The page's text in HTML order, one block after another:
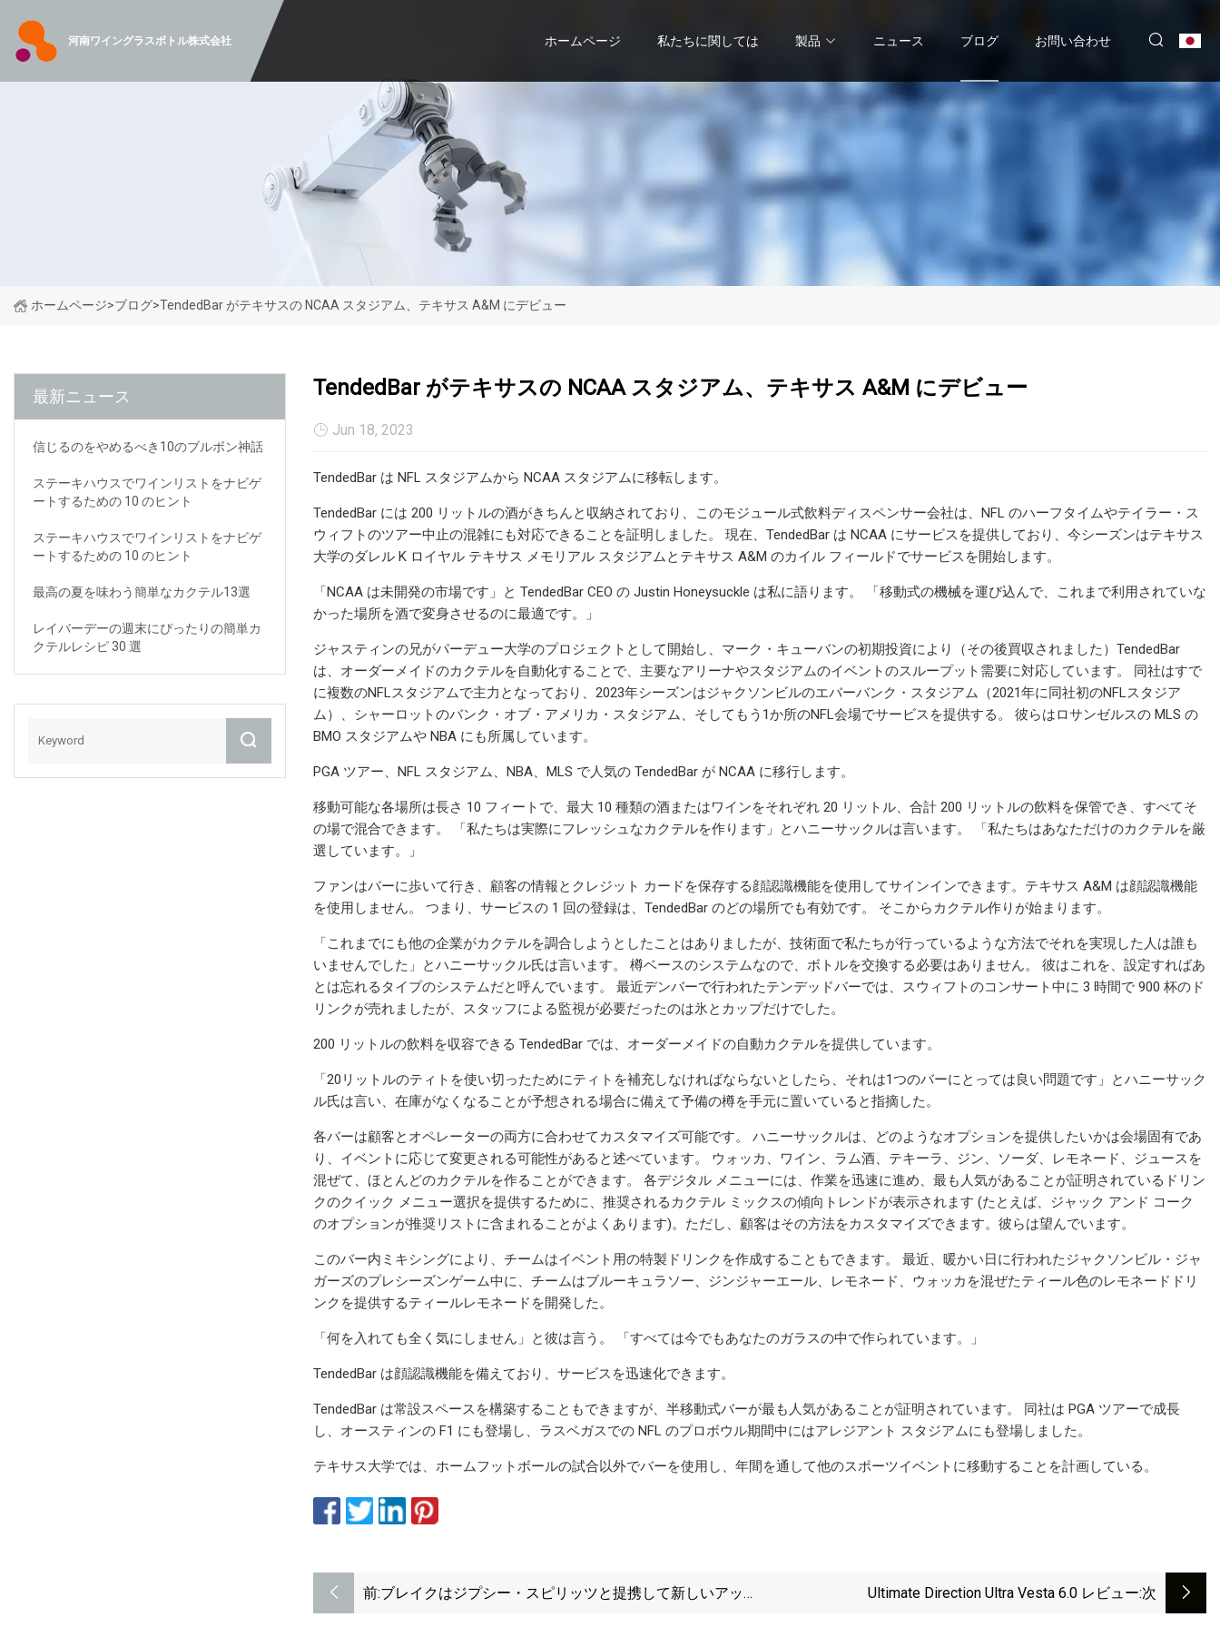
河南ワイングラスボトル株式会社 ホームページ 私たちに関しては 製品 ニュース ブログ お問い合わせ
ホームページ>ブログ>TendedBar がテキサスの NCAA スタジアム、テキサス A&M にデビュー
最新ニュース
信じるのをやめるべき10のブルボン神話
ステーキハウスでワインリストをナビゲ
ートするための 10 のヒント
ステーキハウスでワインリストをナビゲ
ートするための 10 のヒント
最高の夏を味わう簡単なカクテル13選
レイバーデーの週末にぴったりの簡単カ
クテルレシピ 30 選
TendedBar がテキサスの NCAA スタジアム、テキサス A&M にデビュー
Jun 18, 2023
TendedBar は NFL スタジアムから NCAA スタジアムに移転します。
TendedBar には 200 リットルの酒がきちんと収納されており、このモジュール式飲料ディスペンサー会社は、NFL のハーフタイムやテイラー・ス
ウィフトのツアー中止の混雑にも対応できることを証明しました。 現在、TendedBar は NCAA にサービスを提供しており、今シーズンはテキサス
大学のダレル K ロイヤル テキサス メモリアル スタジアムとテキサス A&M のカイル フィールドでサービスを開始します。
「NCAA は未開発の市場です」と TendedBar CEO の Justin Honeysuckle は私に語ります。 「移動式の機械を運び込んで、これまで利用されていな
かった場所を酒で変身させるのに最適です。」
ジャスティンの兄がパーデュー大学のプロジェクトとして開始し、マーク・キューバンの初期投資により（その後買収されました）TendedBar
は、オーダーメイドのカクテルを自動化することで、主要なアリーナやスタジアムのイベントのスループット需要に対応しています。 同社はすで
に複数のNFLスタジアムで主力となっており、2023年シーズンはジャクソンビルのエバーバンク・スタジアム（2021年に同社初のNFLスタジア
ム）、シャーロットのバンク・オブ・アメリカ・スタジアム、そしてもう1か所のNFL会場でサービスを提供する。 彼らはロサンゼルスの MLS の
BMO スタジアムや NBA にも所属しています。
PGA ツアー、NFL スタジアム、NBA、MLS で人気の TendedBar が NCAA に移行します。
移動可能な各場所は長さ 10 フィートで、最大 10 種類の酒またはワインをそれぞれ 20 リットル、合計 200 リットルの飲料を保管でき、すべてそ
の場で混合できます。 「私たちは実際にフレッシュなカクテルを作ります」とハニーサックルは言います。 「私たちはあなただけのカクテルを厳
選しています。」
ファンはバーに歩いて行き、顧客の情報とクレジット カードを保存する顔認識機能を使用してサインインできます。テキサス A&M は顔認識機能
を使用しません。 つまり、サービスの 1 回の登録は、TendedBar のどの場所でも有効です。 そこからカクテル作りが始まります。
「これまでにも他の企業がカクテルを調合しようとしたことはありましたが、技術面で私たちが行っているような方法でそれを実現した人は誰も
いませんでした」とハニーサックル氏は言います。 樽ベースのシステムなので、ボトルを交換する必要はありません。 彼はこれを、設定すればあ
とは忘れるタイプのシステムだと呼んでいます。 最近デンバーで行われたテンデッドバーでは、スウィフトのコンサート中に 3 時間で 900 杯のド
リンクが売れましたが、スタッフによる監視が必要だったのは氷とカップだけでした。
200 リットルの飲料を収容できる TendedBar では、オーダーメイドの自動カクテルを提供しています。
「20リットルのティトを使い切ったためにティトを補充しなければならないとしたら、それは1つのバーにとっては良い問題です」とハニーサック
ル氏は言い、在庫がなくなることが予想される場合に備えて予備の樽を手元に置いていると指摘した。
各バーは顧客とオペレーターの両方に合わせてカスタマイズ可能です。 ハニーサックルは、どのようなオプションを提供したいかは会場固有であ
り、イベントに応じて変更される可能性があると述べています。 ウォッカ、ワイン、ラム酒、テキーラ、ジン、ソーダ、レモネード、ジュースを
混ぜて、ほとんどのカクテルを作ることができます。 各デジタル メニューには、作業を迅速に進め、最も人気があることが証明されているドリン
クのクイック メニュー選択を提供するために、推奨されるカクテル ミックスの傾向トレンドが表示されます (たとえば、ジャック アンド コーク
のオプションが推奨リストに含まれることがよくあります)。ただし、顧客はその方法をカスタマイズできます。彼らは望んでいます。
このバー内ミキシングにより、チームはイベント用の特製ドリンクを作成することもできます。 最近、暖かい日に行われたジャクソンビル・ジャ
ガーズのプレシーズンゲーム中に、チームはブルーキュラソー、ジンジャーエール、レモネード、ウォッカを混ぜたティール色のレモネードドリ
ンクを提供するティールレモネードを開発した。
「何を入れても全く気にしません」と彼は言う。 「すべては今でもあなたのガラスの中で作られています。」
TendedBar は顔認識機能を備えており、サービスを迅速化できます。
TendedBar は常設スペースを構築することもできますが、半移動式バーが最も人気があることが証明されています。 同社は PGA ツアーで成長
し、オースティンの F1 にも登場し、ラスベガスでの NFL のプロボウル期間中にはアレジアント スタジアムにも登場しました。
テキサス大学では、ホームフットボールの試合以外でバーを使用し、年間を通して他のスポーツイベントに移動することを計画している。
前:ブレイクはジプシー・スピリッツと提携して新しいアップ
Ultimate Direction Ultra Vesta 6.0 レビュー:次